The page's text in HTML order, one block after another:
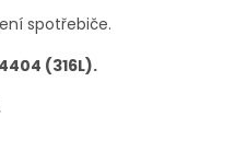
spotřebiče.
(316L).